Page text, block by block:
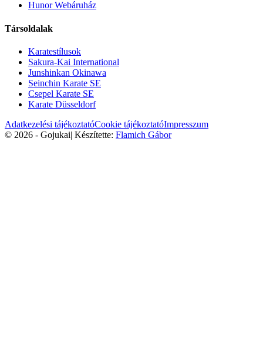
Hunor Webáruház
Társoldalak
Karatestílusok
Sakura-Kai International
Junshinkan Okinawa
Seinchin Karate SE
Csepel Karate SE
Karate Düsseldorf
Adatkezelési tájékoztatóCookie tájékoztatóImpresszum
© 2026 - Gojukai| Készítette: Flamich Gábor